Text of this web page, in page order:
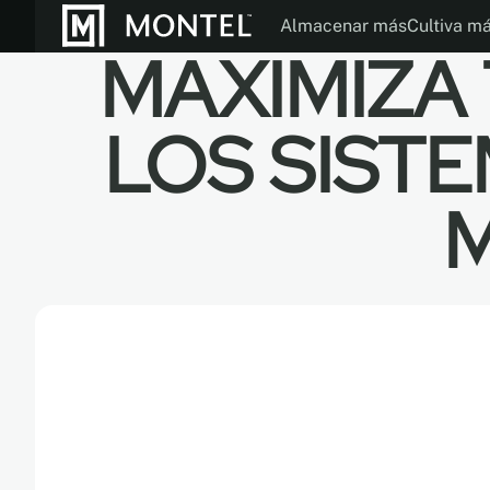
Almacenar másCultiva
Nuestra
Folletos Modos de
MAXIMIZA
LOS